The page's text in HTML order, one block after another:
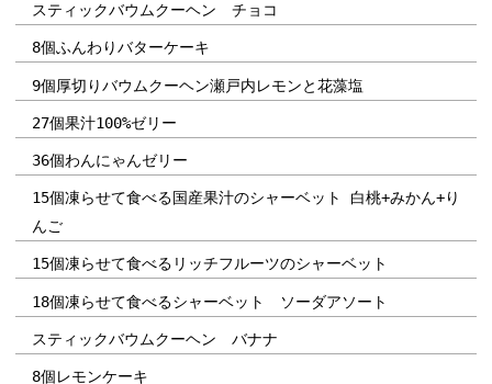
スティックバウムクーヘン チョコ
8個ふんわりバターケーキ
9個厚切りバウムクーヘン瀬戸内レモンと花藻塩
27個果汁100%ゼリー
36個わんにゃんゼリー
15個凍らせて食べる国産果汁のシャーベット 白桃+みかん+り
んご
15個凍らせて食べるリッチフルーツのシャーベット
18個凍らせて食べるシャーベット ソーダアソート
スティックバウムクーヘン バナナ
8個レモンケーキ